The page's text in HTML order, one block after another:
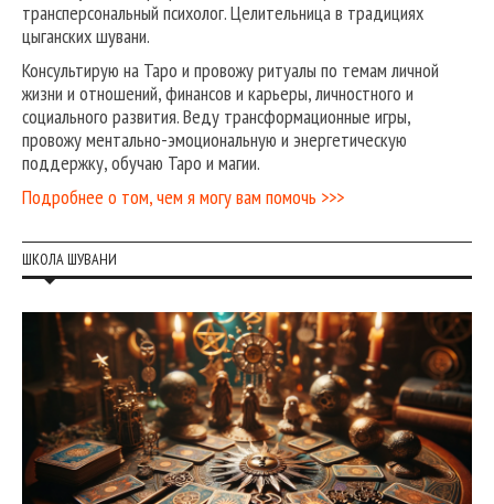
трансперсональный психолог. Целительница в традициях
цыганских шувани.
Консультирую на Таро и провожу ритуалы по темам личной
жизни и отношений, финансов и карьеры, личностного и
социального развития. Веду трансформационные игры,
провожу ментально-эмоциональную и энергетическую
поддержку, обучаю Таро и магии.
Подробнее о том, чем я могу вам помочь >>>
ШКОЛА ШУВАНИ